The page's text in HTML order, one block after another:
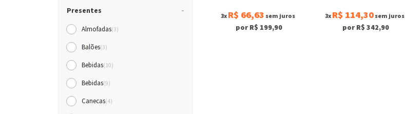
Presentes
Almofadas(3)
Balões(3)
Bebidas(10)
Bebidas(9)
Canecas(4)
3x R$ 66,63 sem juros
por R$ 199,90
3x R$ 114,30sem juros
por R$ 342,90